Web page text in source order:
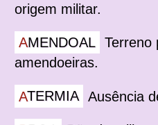
origem militar.
AMENDOAL Terreno
amendoeiras.
ATERMIA Ausência